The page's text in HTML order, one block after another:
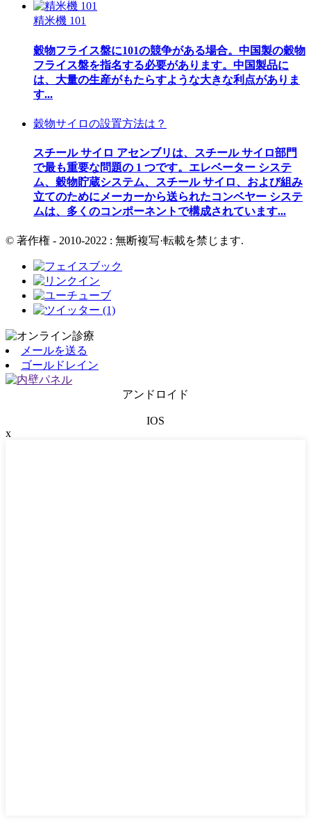
精米機 101
穀物フライス盤に101の競争がある場合。中国製の穀物
フライス盤を指名する必要があります。中国製品に
は、大量の生産がもたらすような大きな利点がありま
す...
穀物サイロの設置方法は？
スチール サイロ アセンブリは、スチール サイロ部門
で最も重要な問題の 1 つです。エレベーター システ
ム、穀物貯蔵システム、スチール サイロ、および組み
立てのためにメーカーから送られたコンベヤー システ
ムは、多くのコンポーネントで構成されています...
© 著作権 - 2010-2022 : 無断複写·転載を禁じます.
メールを送る
ゴールドレイン
アンドロイド
IOS
x